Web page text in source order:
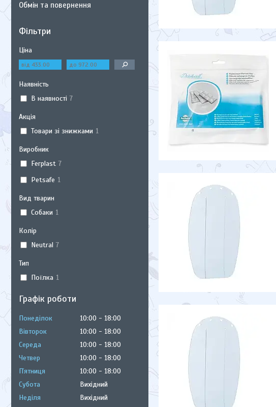
Обмін та повернення
Фільтри
Ціна
Наявність
В наявності 7
Акція
Товари зі знижками 1
Виробник
Ferplast 7
Petsafe 1
Вид тварин
Собаки 1
Колір
Neutral 7
Тип
Поїлка 1
Графік роботи
Понеділок 10:00
18:00
Вівторок
10:00
18:00
Середа
10:00
18:00
Четвер
10:00
18:00
Пʼятниця
10:00
18:00
Субота
Вихідний
Неділя
Вихідний